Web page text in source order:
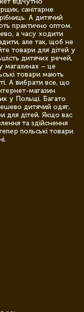
санітарне
А дитячий
практично оптом.
а часу ходити
але так, щоб не
товари для дітей у
дитячих речей,
магазинах – це
товари мають
А вибрати все, що
магазин
у Польщі. Багато
дитячий одяг,
для дітей. Якщо вас
та здійснення
польські товари